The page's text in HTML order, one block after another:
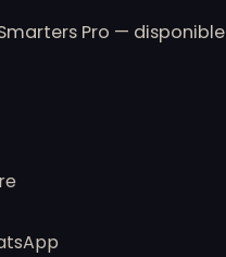
Pro — disponible